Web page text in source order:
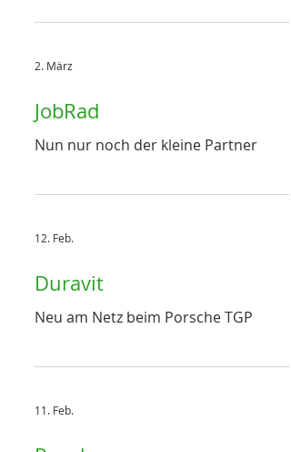
2. März
JobRad
Nun nur noch der kleine Partner
12. Feb.
Duravit
Neu am Netz beim Porsche TGP
11. Feb.